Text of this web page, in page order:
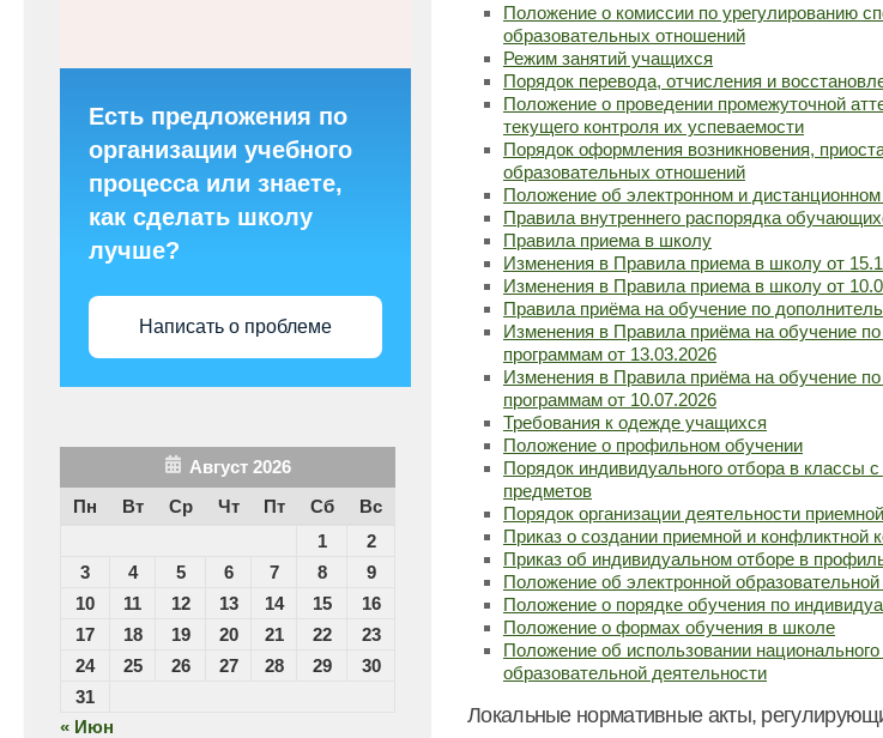
Положение о комиссии по урегулированию
образовательных отношений
Режим занятий учащихся
Порядок перевода, отчисления и
Положение о проведении промежуточной
текущего контроля их успеваемости
Порядок оформления возникновения,
образовательных отношений
Положение об электронном и
Правила внутреннего распорядка
Правила приема в школу
Изменения в Правила приема в школу от
Изменения в Правила приема в школу от
Правила приёма на обучение по
Изменения в Правила приёма на обучение
программам от 13.03.2026
Изменения в Правила приёма на обучение
программам от 10.07.2026
Требования к одежде учащихся
Положение о профильном обучении
Порядок индивидуального отбора в классы
предметов
Порядок организации деятельности
Приказ о создании приемной и конфликтной
Приказ об индивидуальном отборе в
Положение об электронной
Положение о порядке обучения по
Положение о формах обучения в школе
Положение об использовании
образовательной деятельности
Локальные нормативные акты,
Есть предложения по
организации учебного
процесса или знаете,
как сделать школу
лучше?
Написать о проблеме
Август 2026
Пн
Вт Ср Чт Пт Сб
Вс
1
2
3
4 5 6 7 8
9
10
11 12 13 14 15
16
17
18 19 20 21 22
23
24
25 26 27 28 29
30
31
« Июн